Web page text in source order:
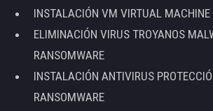
INSTALACIÓN VM VIRTUAL
ELIMINACIÓN VIRUS TROYANOS
RANSOMWARE
INSTALACIÓN ANTIVIRUS
RANSOMWARE